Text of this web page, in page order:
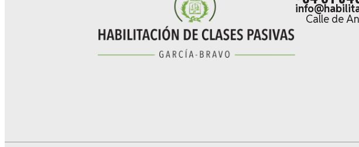
Calle de